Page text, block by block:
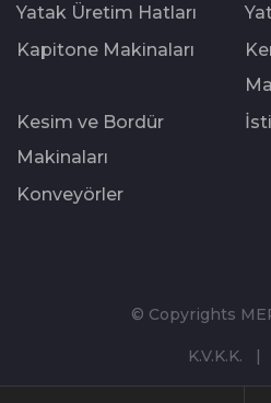
Yatak Üretim Hatları
Kapitone Makinaları
Kesim ve Bordür
Makinaları
Konveyörler
© Copyrights
K.V.K.K. |